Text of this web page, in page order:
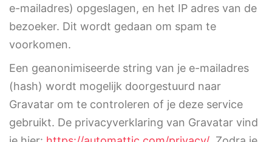
e-mailadres) opgeslagen, en het IP adres van de
bezoeker. Dit wordt gedaan om spam te
voorkomen.
Een geanonimiseerde string van je e-mailadres
(hash) wordt mogelijk doorgestuurd naar
Gravatar om te controleren of je deze service
gebruikt. De privacyverklaring van Gravatar vind